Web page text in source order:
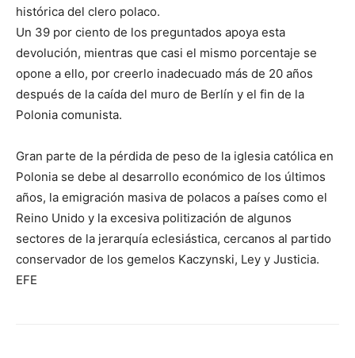
histórica del clero polaco.
Un 39 por ciento de los preguntados apoya esta
devolución, mientras que casi el mismo porcentaje se
opone a ello, por creerlo inadecuado más de 20 años
después de la caída del muro de Berlín y el fin de la
Polonia comunista.
Gran parte de la pérdida de peso de la iglesia católica en
Polonia se debe al desarrollo económico de los últimos
años, la emigración masiva de polacos a países como el
Reino Unido y la excesiva politización de algunos
sectores de la jerarquía eclesiástica, cercanos al partido
conservador de los gemelos Kaczynski, Ley y Justicia.
EFE